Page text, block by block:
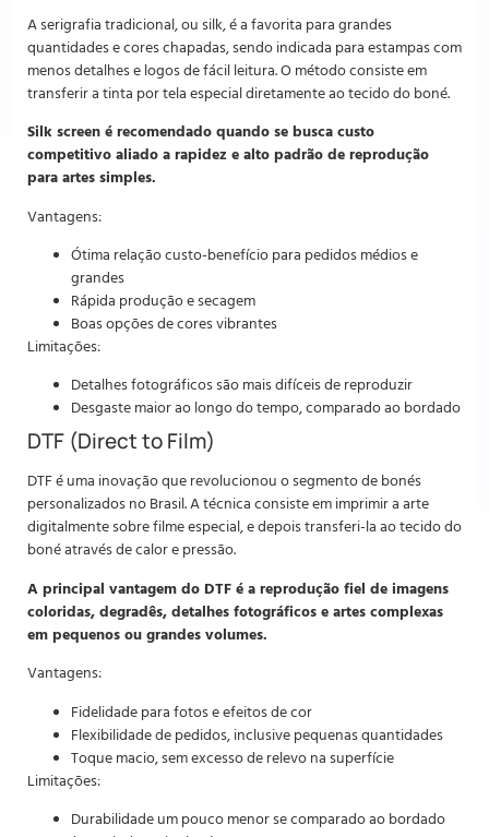
A serigrafia tradicional, ou silk, é a favorita para grandes
quantidades e cores chapadas, sendo indicada para estampas com
menos detalhes e logos de fácil leitura. O método consiste em
transferir a tinta por tela especial diretamente ao tecido do boné.
Silk screen é recomendado quando se busca custo
competitivo aliado a rapidez e alto padrão de reprodução
para artes simples.
Vantagens:
Ótima relação custo-benefício para pedidos médios e
grandes
Rápida produção e secagem
Boas opções de cores vibrantes
Limitações:
Detalhes fotográficos são mais difíceis de reproduzir
Desgaste maior ao longo do tempo, comparado ao bordado
DTF (Direct to Film)
DTF é uma inovação que revolucionou o segmento de bonés
personalizados no Brasil. A técnica consiste em imprimir a arte
digitalmente sobre filme especial, e depois transferi-la ao tecido do
boné através de calor e pressão.
A principal vantagem do DTF é a reprodução fiel de imagens
coloridas, degradês, detalhes fotográficos e artes complexas
em pequenos ou grandes volumes.
Vantagens:
Fidelidade para fotos e efeitos de cor
Flexibilidade de pedidos, inclusive pequenas quantidades
Toque macio, sem excesso de relevo na superfície
Limitações:
Durabilidade um pouco menor se comparado ao bordado